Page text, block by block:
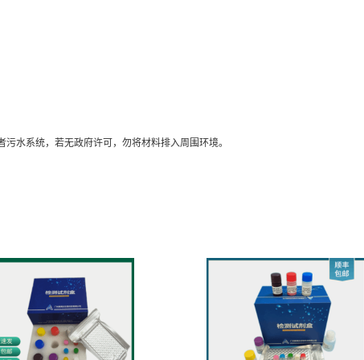
水系统，若无政府许可，勿将材料排入周围环境。